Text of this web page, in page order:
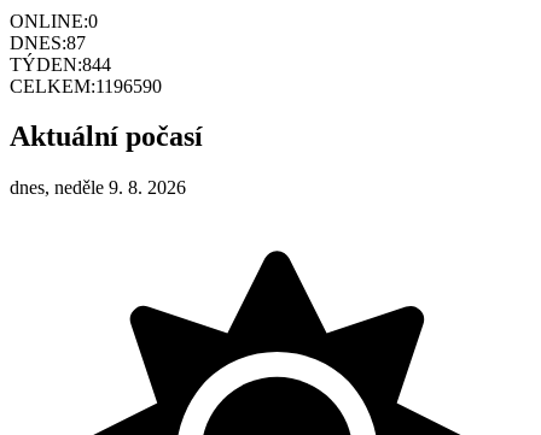
ONLINE:0
DNES:87
TÝDEN:844
CELKEM:1196590
Aktuální počasí
dnes, neděle 9. 8. 2026